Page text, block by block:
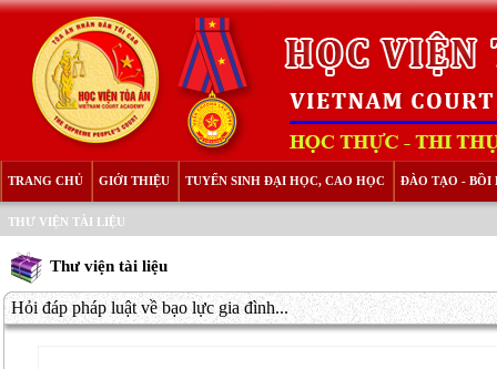
TRANG CHỦ GIỚI THIỆU TUYỂN SINH ĐẠI HỌC, CAO HỌC ĐÀO TẠO - BỒI
THƯ VIỆN TÀI LIỆU
Thư viện tài liệu
Hỏi đáp pháp luật về bạo lực gia đình...